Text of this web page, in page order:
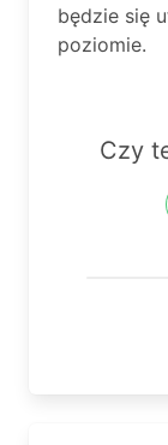
będzie się
poziomie.
Czy